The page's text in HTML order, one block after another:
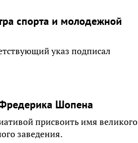
спорта и молодежной
указ подписал
Шопена
присвоить имя великого
заведения.